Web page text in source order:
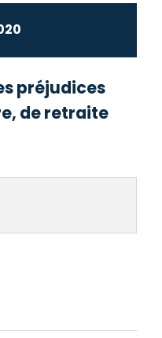
préjudices
de retraite